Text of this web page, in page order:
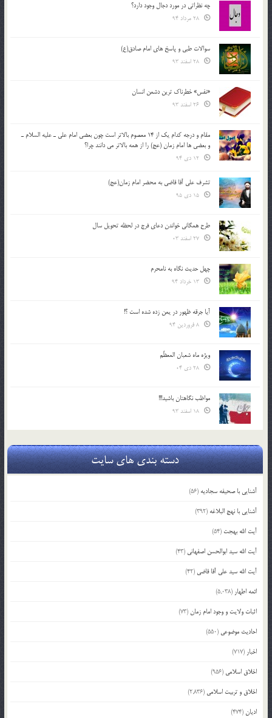
چه نظراتی در مورد دجال وجود دارد؟
سوالات طبی و پاسخ های امام صادق(ع)
«نفس» خطرناک ترین دشمن انسان
مقام و درجه كدام يك از 14 معصوم بالاتر است چون بعضي امام علي ـ عليه السلام ـ
و بعضي ها امام زمان (عج) را از همه بالاتر مي دانند چرا؟
تشرف علي آقا قاضي به محضر امام زمان(عج)
طرح همگانی خواندن دعای فرج در لحظه تحویل سال
چهل حدیث نگاه به نامحرم
آیا جرقه ظهور در یمن زده شده است ؟!
ویژه ماه شعبان المعظّم
مواظب نگاهتان باشید!!!
دسته بندی های سایت
آشنایی با صحیفه سجادیه (56)
آشنایی با نهج البلاغه (392)
آیت الله بهجت (54)
آیت الله سید ابوالحسن اصفهانی (43)
آیت الله سید علی آقا قاضی (42)
ائمه اطهار (5,038)
اثبات ولایت و وجود امام زمان(73)
احادیث موضوعی (550)
اخبار (717)
اخلاق اسلامی (956)
اخلاق و تربیت اسلامی (2,836)
ادیان(474)